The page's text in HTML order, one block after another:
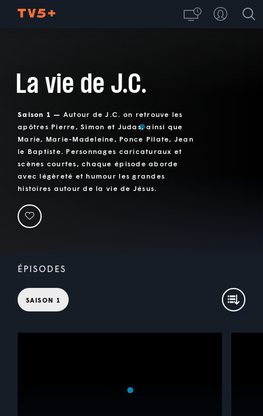
La vie de J.C.
Saison 1 — Autour de J.C. on retrouve les
apôtres Pierre, Simon et Judas, ainsi que
Marie, Marie-Madeleine, Ponce Pilate, Jean
le Baptiste. Personnages caricaturaux et
scènes courtes, chaque épisode aborde
avec légèreté et humour les grandes
histoires autour de la vie de Jésus.
ÉPISODES
SAISON 1